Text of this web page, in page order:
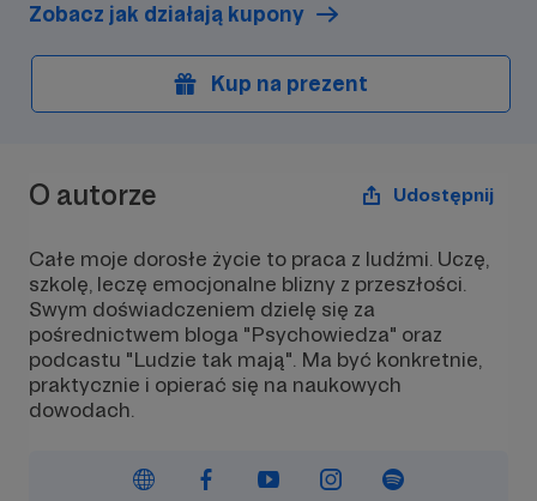
więc bez obaw -
Zobacz jak działają kupony
Kup na prezent
O autorze Udostępnij
Całe moje dorosłe życie to praca z ludźmi. Uczę,
szkolę, leczę emocjonalne blizny z przeszłości.
Swym doświadczeniem dzielę się za
pośrednictwem bloga "Psychowiedza" oraz
podcastu "Ludzie tak mają". Ma być konkretnie,
praktycznie i opierać się na naukowych
dowodach.